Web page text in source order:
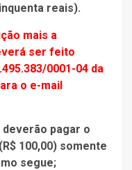
reais).
mais a
ser feito
0001-04 da
o e-mail
pagar o
100,00) somente
segue;